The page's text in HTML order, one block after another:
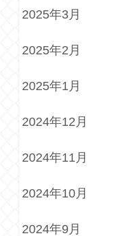
2025年3月
2025年2月
2025年1月
2024年12月
2024年11月
2024年10月
2024年9月